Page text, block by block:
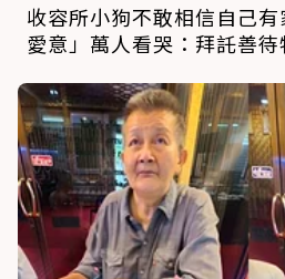
收容所小狗不敢相信自己
愛意」萬人看哭：拜託善待